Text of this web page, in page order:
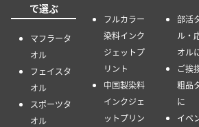
で選ぶ
マフラータ
オル
フェイスタ
オル
スポーツタ
オル
フルカラー
染料インク
ジェットプ
リント
中国製染料
インクジェ
ットプリン
部活
ル・
オル
ご挨
粗品
に
イベ